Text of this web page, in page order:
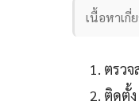
เนื้อหาเกี่
ตรวจ
ติดตั้ง